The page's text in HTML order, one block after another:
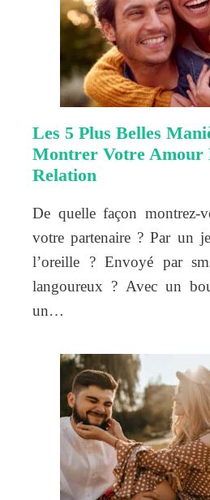
Les 5 Plus Belles
Montrer Votre Amour
Relation
De quelle façon montrez-
votre partenaire ? Par un
l’oreille ? Envoyé par
langoureux ? Avec un
un…